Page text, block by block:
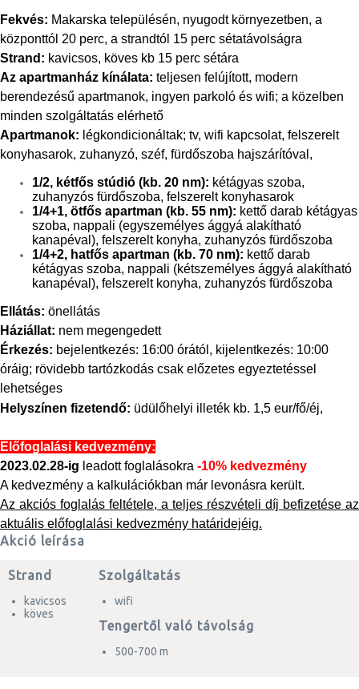
Fekvés: Makarska településén, nyugodt környezetben, a
központtól 20 perc, a strandtól 15 perc sétatávolságra
Strand: kavicsos, köves kb 15 perc sétára
Az apartmanház kínálata: teljesen felújított, modern
berendezésű apartmanok, ingyen parkoló és wifi; a közelben
minden szolgáltatás elérhető
Apartmanok: légkondicionáltak; tv, wifi kapcsolat, felszerelt
konyhasarok, zuhanyzó, széf, fürdőszoba hajszárítóval,
1/2, kétfős stúdió (kb. 20 nm): kétágyas szoba,
zuhanyzós fürdőszoba, felszerelt konyhasarok
1/4+1, ötfős apartman (kb. 55 nm): kettő darab kétágyas
szoba, nappali (egyszemélyes ággyá alakítható
kanapéval), felszerelt konyha, zuhanyzós fürdőszoba
1/4+2, hatfős apartman (kb. 70 nm): kettő darab
kétágyas szoba, nappali (kétszemélyes ággyá alakítható
kanapéval), felszerelt konyha, zuhanyzós fürdőszoba
Ellátás: önellátás
Háziállat: nem megengedett
Érkezés: bejelentkezés: 16:00 órától, kijelentkezés: 10:00
óráig; rövidebb tartózkodás csak előzetes egyeztetéssel
lehetséges
Helyszínen fizetendő: üdülőhelyi illeték kb. 1,5 eur/fő/éj,
Előfoglalási kedvezmény:
2023.02.28-ig leadott foglalásokra -10% kedvezmény
A kedvezmény a kalkulációkban már levonásra került.
Az akciós foglalás feltétele, a teljes részvételi díj befizetése az
aktuális előfoglalási kedvezmény határidejéig.
Akció leírása
Strand
kavicsos
köves
Szolgáltatás
wifi
Tengertől való távolság
500-700 m